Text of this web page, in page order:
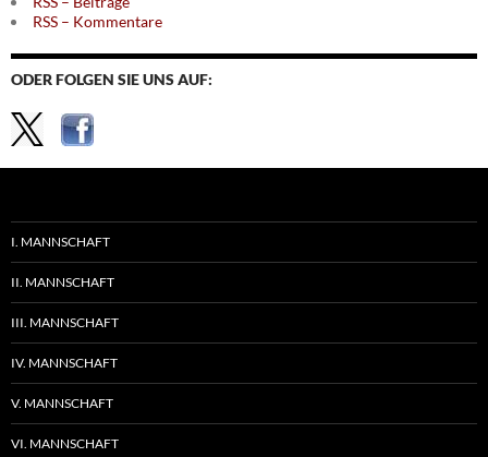
RSS – Kommentare
ODER FOLGEN SIE UNS AUF:
I. MANNSCHAFT
II. MANNSCHAFT
III. MANNSCHAFT
IV. MANNSCHAFT
V. MANNSCHAFT
VI. MANNSCHAFT